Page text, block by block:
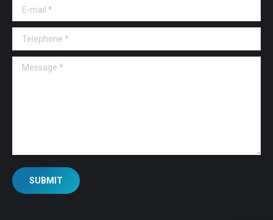
E-mail *
Telephone *
Message *
SUBMIT